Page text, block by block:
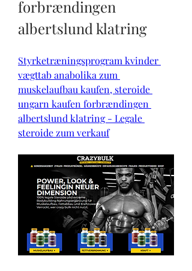
forbrændingen
albertslund klatring
Styrketræningsprogram kvinder
vægttab anabolika zum
muskelaufbau kaufen, steroide
ungarn kaufen forbrændingen
albertslund klatring - Legale
steroide zum verkauf